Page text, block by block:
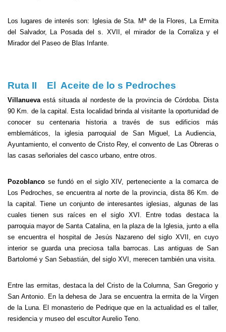
Los lugares de interés son: Iglesia de Sta. Mª de la Flores, La Ermita
del Salvador, La Posada del s. XVII, el mirador de la Corraliza y el
Mirador del Paseo de Blas Infante.
Ruta II El Aceite de lo s Pedroches
Villanuevaestá situada al nordeste de la provincia de Córdoba. Dista
90 Km. de la capital. Esta localidad brinda al visitante la oportunidad de
conocer su centenaria historia a través de sus edificios más
emblemáticos, la iglesia parroquial de San Miguel, La Audiencia,
Ayuntamiento, el convento de Cristo Rey, el convento de Las Obreras o
las casas señoriales del casco urbano, entre otros.
Pozoblanco se fundó en el siglo XIV, perteneciente a la comarca de
Los Pedroches, se encuentra al norte de la provincia, dista 86 Km. de
la capital. Tiene un conjunto de interesantes iglesias, algunas de las
cuales tienen sus raíces en el siglo XVI. Entre todas destaca la
parroquia mayor de Santa Catalina, en la plaza de la Iglesia, junto a ella
se encuentra el hospital de Jesús Nazareno del siglo XVII, en cuyo
interior se guarda una preciosa talla barrocas. Las antiguas de San
Bartolomé y San Sebastián, del siglo XVI, merecen también una visita.
Entre las ermitas, destaca la del Cristo de la Columna, San Gregorio y
San Antonio. En la dehesa de Jara se encuentra la ermita de la Virgen
de la Luna. El monasterio de Pedrique que en la actualidad es el taller,
residencia y museo del escultor Aurelio Teno.